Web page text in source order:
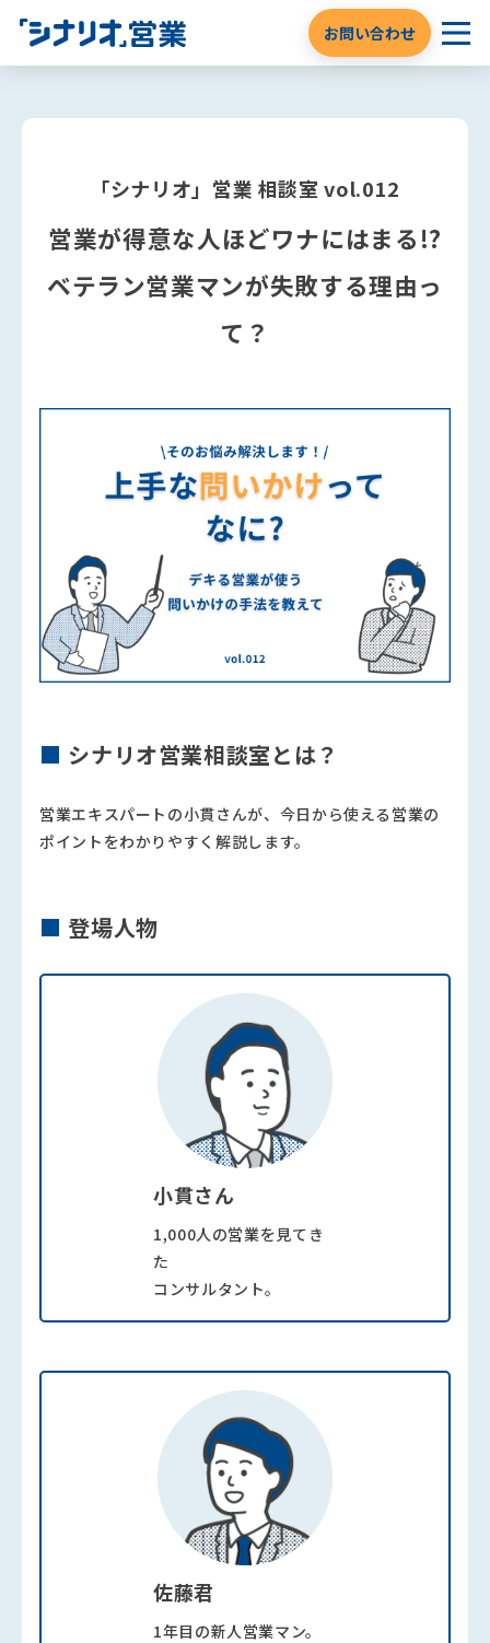
お問い合わせ
「シナリオ」営業 相談室 vol.012
営業が得意な人ほどワナにはまる!?
ベテラン営業マンが失敗する理由っ
て？
■ シナリオ営業相談室とは？
営業エキスパートの小貫さんが、今日から使える営業の
ポイントをわかりやすく解説します。
■ 登場人物
小貫さん
1,000人の営業を見てき
た
コンサルタント。
佐藤君
1年目の新人営業マン。